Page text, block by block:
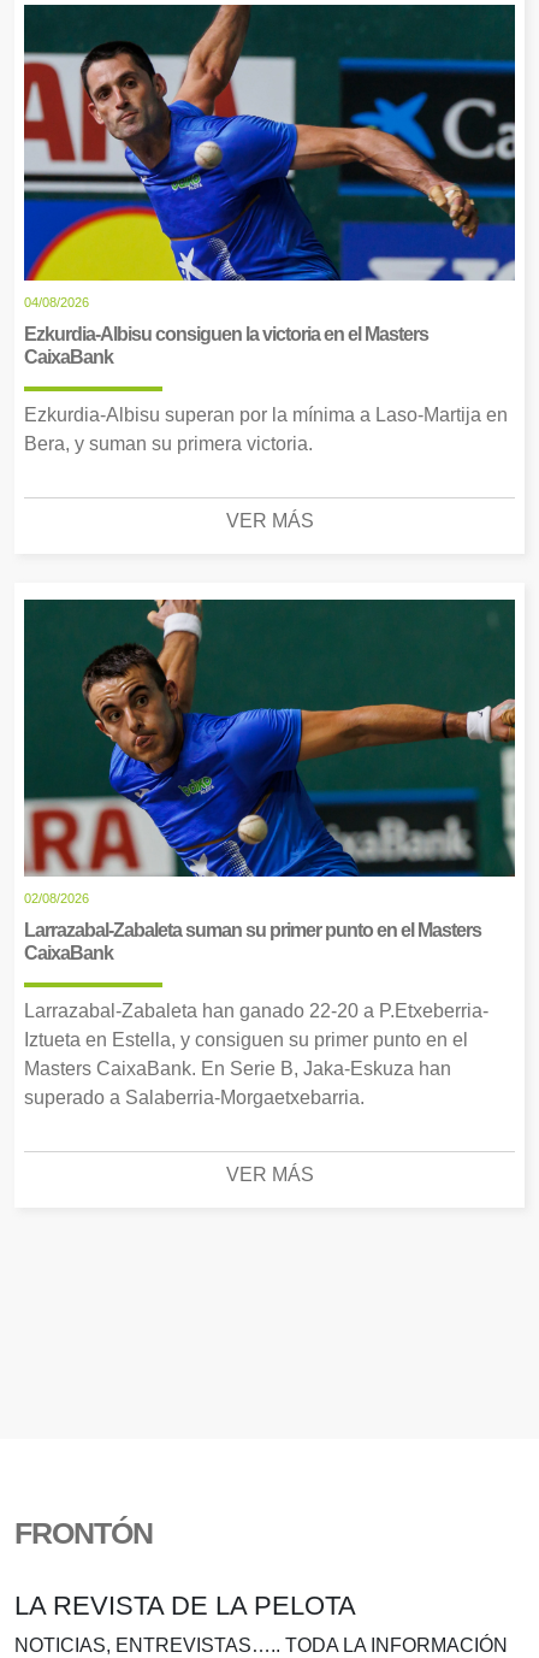
04/08/2026
Ezkurdia-Albisu consiguen la victoria en el Masters
CaixaBank
Ezkurdia-Albisu superan por la mínima a Laso-Martija en
Bera, y suman su primera victoria.
VER MÁS
02/08/2026
Larrazabal-Zabaleta suman su primer punto en el Masters
CaixaBank
Larrazabal-Zabaleta han ganado 22-20 a P.Etxeberria-
Iztueta en Estella, y consiguen su primer punto en el
Masters CaixaBank. En Serie B, Jaka-Eskuza han
superado a Salaberria-Morgaetxebarria.
VER MÁS
FRONTÓN
LA REVISTA DE LA PELOTA
NOTICIAS, ENTREVISTAS….. TODA LA INFORMACIÓN